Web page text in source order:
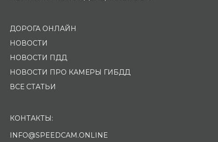
ДОРОГА ОНЛАЙН
НОВОСТИ
НОВОСТИ ПДД
НОВОСТИ ПРО КАМЕРЫ ГИБДД
ВСЕ СТАТЬИ
КОНТАКТЫ:
INFO@SPEEDCAM.ONLINE